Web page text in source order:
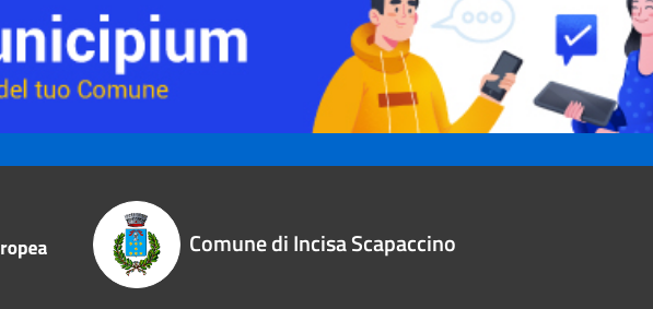
Comune di Incisa Scapaccino